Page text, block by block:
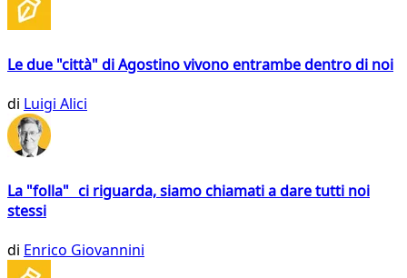
Le due "città" di Agostino vivono entrambe dentro di noi
di Luigi Alici
La "folla" ci riguarda, siamo chiamati a dare tutti noi
stessi
di Enrico Giovannini